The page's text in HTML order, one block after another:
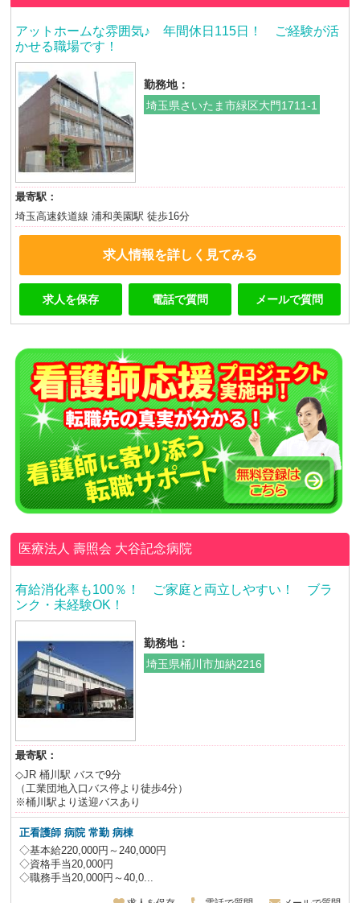
アットホームな雰囲気♪ 年間休日115日！ ご経験が活
かせる職場です！
勤務地：
埼玉県さいたま市緑区大門1711-1
最寄駅：
埼玉高速鉄道線 浦和美園駅 徒歩16分
求人情報を詳しく見てみる
求人を保存 電話で質問 メールで質問
医療法人 壽照会 大谷記念病院
有給消化率も100％！ ご家庭と両立しやすい！ ブラ
ンク・未経験OK！
勤務地：
埼玉県桶川市加納2216
最寄駅：
◇JR 桶川駅 バスで9分
（工業団地入口バス停より徒歩4分）
※桶川駅より送迎バスあり
正看護師 病院 常勤 病棟
◇基本給220,000円～240,000円
◇資格手当20,000円
◇職務手当20,000円～40,0...